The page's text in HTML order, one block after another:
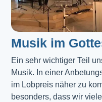
Musik im
Ein sehr wichtiger Teil
Musik. In einer
im Lobpreis näher zu
besonders, dass wir